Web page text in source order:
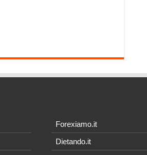
Forexiamo.it
Dietando.it